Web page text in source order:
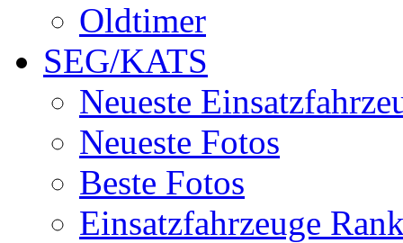
Oldtimer
SEG/KATS
Neueste
Neueste Fotos
Beste Fotos
Einsatzfahrzeuge